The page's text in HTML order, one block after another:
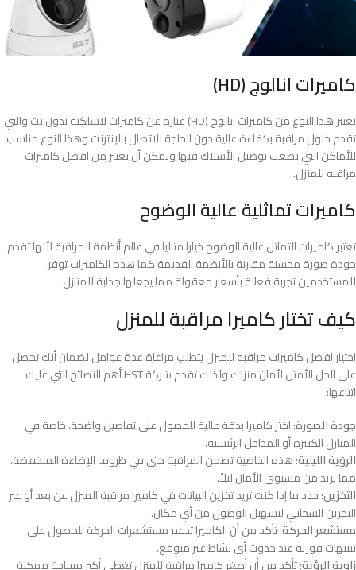
كاميرات انالوج (HD)
يعتبر هذا النوع من كاميرات انالوج (HD) عبارة عن كاميرات لاسلكية بدون نت والتي
تقدم حلول مراقبة بكفاءة عالية دون الحاجة للاتصال بالإنترنت وهذا النوع مناسب
للأماكن التي يصعب توصيل الأسلاك فيها ويمكن أن تعتبر من افضل كاميرات
مراقبه للمنزل.
كاميرات تماثلية عالية الوضوح
تعتبر كاميرات التماثل عالية الوضوح خيارا مثاليا في عالم أنظمة المراقبة لأنها تقدم
جودة صورة محسنة مقارنة بالأنظمة القديمة كما هذه الكاميرات توفر
للمستخدمين تجربة فعالة بأسعار معقولة مما يجعلها جذابة للمنازل
كيف تختار كاميرا مراقبة للمنزل
اختيار افضل كاميرات مراقبه للمنزل يتطلب مراعاة عدة عوامل لضمان أنك تحصل
على الحل الأمثل لأمان منزلك ولذلك تقدم شركة HST أهم النصائح التي عليك
اتباعها:
جودة الصورة:اختر كاميرا بدقة عالية للحصول على تفاصيل واضحة، خاصة في
المنازل الكبيرة أو المداخل الرئيسية.
الرؤية الليلية:هذه الخاصية تضمن المراقبة حتى في ظروف الإضاءة المنخفضة،
مما يزيد من مستوى الأمان ليلاً.
التخزين:حدد ما إذا كنت تريد تخزين البيانات في كاميرا مراقبة المنزل عن بعد أو عبر
التخزين السحابي لتسهيل الوصول من أي مكان.
مستشعر الحركة:تأكد من أن الكاميرا تدعم مستشعرات الحركة للحصول على
تنبيهات فورية عند حدوث أي نشاط غير متوقع.
زاوية الرؤية:تأكد من أن أصغر كاميرا مراقبة للمنزل تغطي أكبر مساحة ممكنة